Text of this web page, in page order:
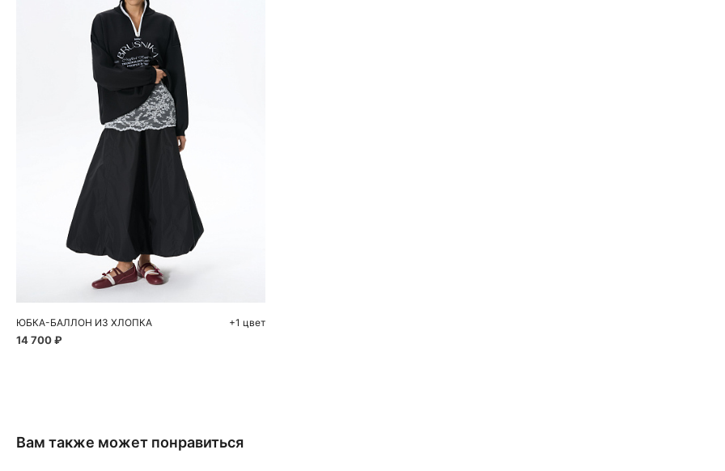
Добавить в корзину
44
ЮБКА-БАЛЛОН ИЗ ХЛОПКА
14 700 ₽
+1 цвет
Вам также может понравиться